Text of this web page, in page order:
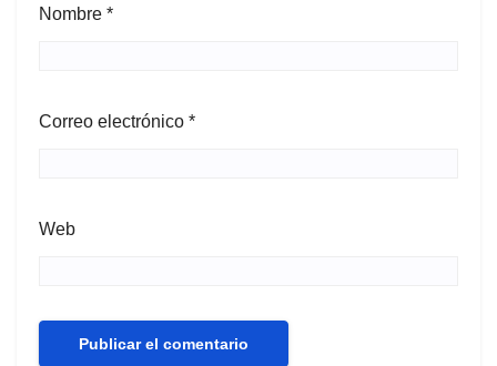
Nombre *
Correo electrónico *
Web